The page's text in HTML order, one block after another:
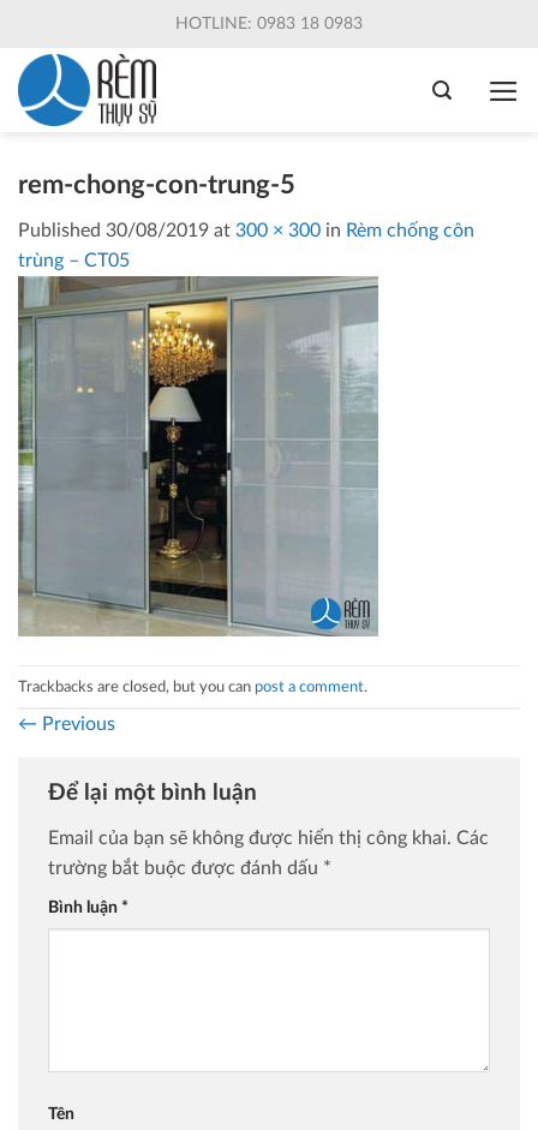
content
HOTLINE: 0983 18 0983
rem-chong-con-trung-5
Published 30/08/2019 at 300 × 300 in Rèm chống côn
trùng – CT05
Trackbacks are closed, but you can post a comment.
← Previous
Để lại một bình luận
Email của bạn sẽ không được hiển thị công khai. Các
trường bắt buộc được đánh dấu *
Bình luận *
Tên